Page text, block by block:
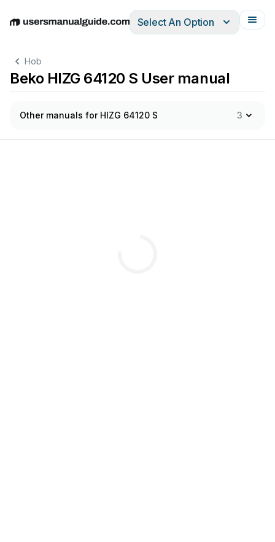
EnglishDeutschEspañolItalianoFrançais
Select An Option
Hob
Beko HIZG 64120 S User manual
Other manuals for HIZG 64120 S 3